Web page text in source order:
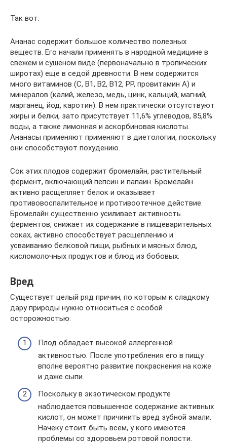
Так вот:
Ананас содержит большое количество полезных
веществ. Его начали применять в народной медицине в
свежем и сушеном виде (первоначально в тропических
широтах) еще в седой древности. В нем содержится
много витаминов (C, B1, B2, B12, PP, провитамин A) и
минералов (калий, железо, медь, цинк, кальций, магний,
марганец, йод, каротин). В нем практически отсутствуют
жиры и белки, зато присутствует 11,6% углеводов, 85,8%
воды, а также лимонная и аскорбиновая кислоты.
Ананасы применяют применяют в диетологии, поскольку
они способствуют похудению.
Сок этих плодов содержит бромелайн, растительный
фермент, включающий пепсин и папаин. Бромелайн
активно расщепляет белок и оказывает
противовоспалительное и противоотечное действие.
Бромелайн существенно усиливает активность
ферментов, снижает их содержание в пищеварительных
соках, активно способствует расщеплению и
усваиванию белковой пищи, рыбных и мясных блюд,
кисломолочных продуктов и блюд из бобовых.
Вред
Существует целый ряд причин, по которым к сладкому
дару природы нужно относиться с особой
осторожностью:
Плод обладает высокой аллергенной
активностью. После употребления его в пищу
вполне вероятно развитие покраснения на коже
и даже сыпи.
Поскольку в экзотическом продукте
наблюдается повышенное содержание активных
кислот, он может причинить вред зубной эмали.
Начеку стоит быть всем, у кого имеются
проблемы со здоровьем ротовой полости.